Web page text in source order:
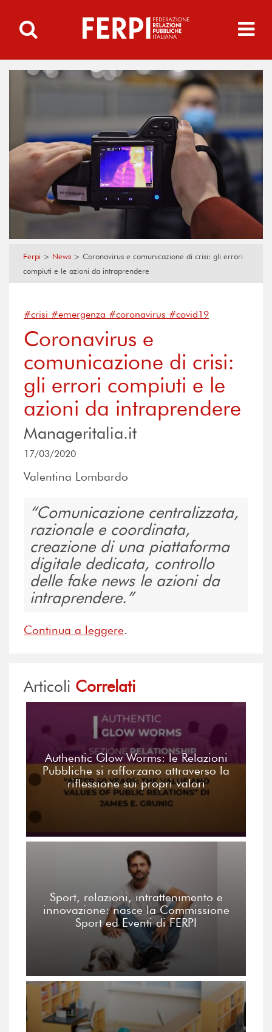
Ferpi > News > Coronavirus e comunicazione di crisi: gli errori
compiuti e le azioni da intraprendere
#crisi #emergenza #coronavirus #covid19
Coronavirus e
comunicazione di crisi:
gli errori compiuti e le
azioni da intraprendere
Manageritalia.it
17/03/2020
Valentina Lombardo
Comunicazione centralizzata,
razionale e coordinata,
creazione di una piattaforma
digitale dedicata, controllo
delle fake news le azioni da
intraprendere.
Continua a leggere.
Articoli Correlati
Authentic Glow Worms: le Relazioni
Pubbliche si rafforzano attraverso la
riflessione sui propri valori
Sport, relazioni, intrattenimento e
innovazione: nasce la Commissione
Sport ed Eventi di FERPI